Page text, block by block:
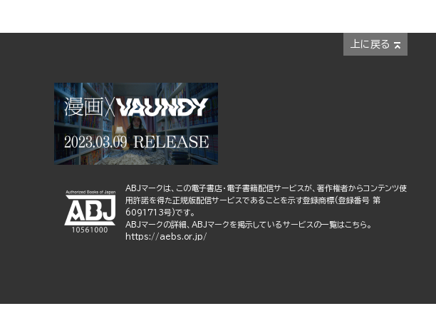
上に戻る
ABJマークは、この電子書店・電子書籍配信サービスが、著作権者からコンテンツ使
用許諾を得た正規版配信サービスであることを示す登録商標(登録番号 第
6091713号)です。
ABJマークの詳細、ABJマークを掲示しているサービスの一覧はこちら。
https://aebs.or.jp/